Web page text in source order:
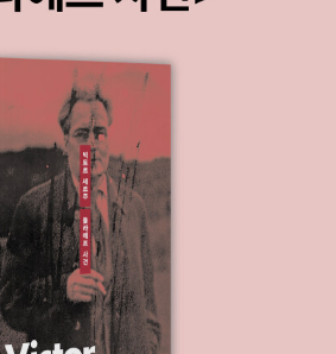
한권 구입하는 바람에, 올 처음 구입한
독하지 못하고 정리했어요. 읽고 싶으면
고 구입했는데, 도
.읽고 싶으면 도서관에서 대출해서 읽
금했는데, 1권만 읽고 생각보다 집
요.이사 계획이 없었다면 정리하지 않았